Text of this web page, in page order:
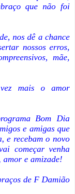
que não foi
nos dê a chance
nossos erros,
mãe,
mais o amor
Bom Dia
e amigas que
e recebam o novo
começar venha
amor e amizade!
de F Damião